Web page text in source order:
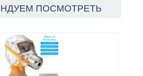
ПОСМОТРЕТЬ